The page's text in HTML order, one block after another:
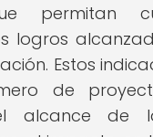
permitan
logros
Estos
de
alcance de